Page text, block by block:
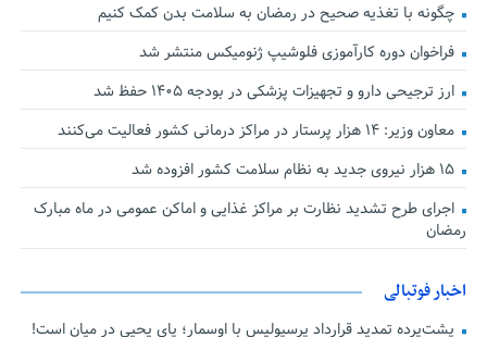
چگونه با تغذیه صحیح در رمضان به سلامت بدن کمک کنیم
فراخوان دوره کارآموزی فلوشیپ ژنومیکس منتشر شد
ارز ترجیحی دارو و تجهیزات پزشکی در بودجه ۱۴۰۵ حفظ شد
معاون وزیر: ۱۴ هزار پرستار در مراکز درمانی کشور فعالیت می‌کنند
۱۵ هزار نیروی جدید به نظام سلامت کشور افزوده شد
اجرای طرح تشدید نظارت بر مراکز غذایی و اماکن عمومی در ماه مبارک
رمضان
اخبار فوتبالی
پشت‌پرده تمدید قرارداد پرسپولیس با اوسمار؛ پای یحیی در میان است!